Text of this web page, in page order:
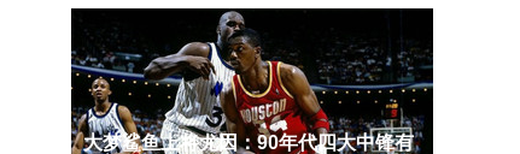
大梦鲨鱼上将尤因：90年代四大中锋有